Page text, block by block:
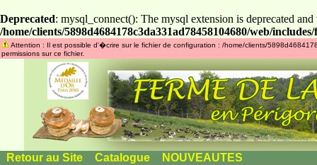
Deprecated: mysql_connect(): The mysql extension is deprecated
/home/clients/5898d4684178c3da331ad78458104680/web/
Attention : Il est possible d'�crire sur le fichier de configuration : /home/clients/
permissions sur ce fichier.
Retour au Site Catalogue
NOUVEAUTES